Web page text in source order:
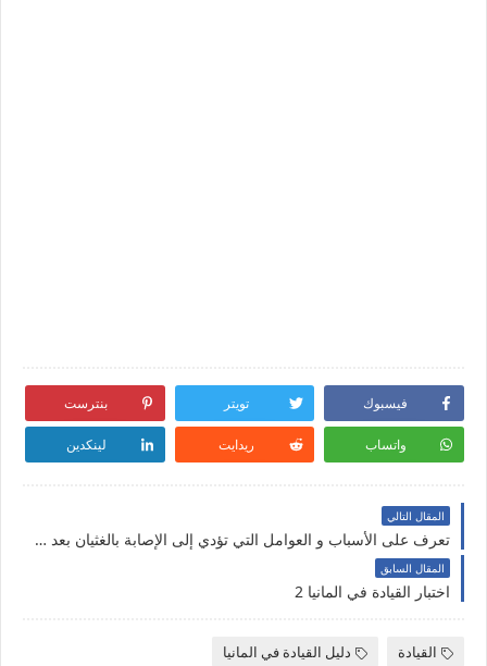
فيسبوك تويتر بنترست
واتساب ريدايت لينكدين
المقال التالي
تعرف على الأسباب و العوامل التي تؤدي إلى الإصابة بالغثيان بعد تناول الطعام ؟؟!!
المقال السابق
اختبار القيادة في المانيا 2
القيادة دليل القيادة في المانيا